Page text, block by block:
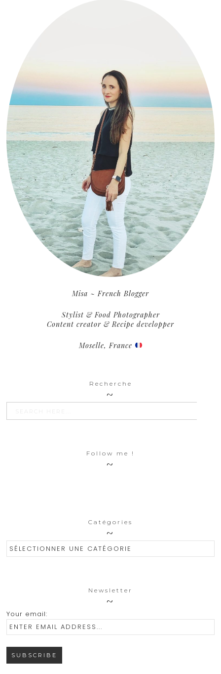
Misa ~ French Blogger
Stylist & Food Photographer
Content creator & Recipe developper
Moselle, France
Recherche
Search SEARCH
Follow me !
Catégories
Catégories
Newsletter
Your email: